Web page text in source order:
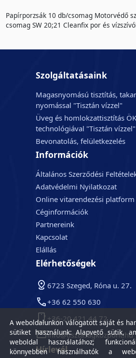
Papírporzsák 10 db/csomag Motorvédő
csomag SW 20;21 Cleanfix por és
Szolgáltatásaink
Magasnyomású tisztítás,
nyomással "Tisztán vízzel"
Üveg és homlokzattisztítás
technológiával "Tisztán vízzel"
Bevonatolás, felületkezelés
Információk
Általános Szerződési
Adatvédelmi Nyilatkozat
Online vitarendezési platform
Céginformációk
Partnereink
Kapcsolat
Elállás
Elérhetőségek
6723 Szeged, Róna u. 27.
+36 62 550 630
+36-20 421 44 72
info@tisztasagkozpont.hu
Hírlevél
A weboldalunkon válogatott saját és
sütiket használunk: Alapvető sütik,
weboldal használatához;
könnyebben használhatók a